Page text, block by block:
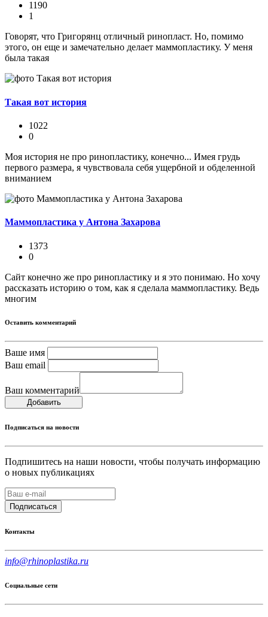
1190
1
Говорят, что Григорянц отличный ринопласт. Но, помимо
этого, он еще и замечательно делает маммопластику. У меня
была такая
Такая вот история
1022
0
Моя история не про ринопластику, конечно... Имея грудь
первого размера, я чувствовала себя ущербной и обделенной
вниманием
Маммопластика у Антона Захарова
1373
0
Сайт конечно же про ринопластику и я это понимаю. Но хочу
рассказать историю о том, как я сделала маммопластику. Ведь
многим
Оставить комментарий
Ваше имя
Ваш email
Ваш комментарий
Добавить
Подписаться на новости
Подпишитесь на наши новости, чтобы получать информацию
о новых публикациях
Подписаться
Контакты
info@rhinoplastika.ru
Социальные сети